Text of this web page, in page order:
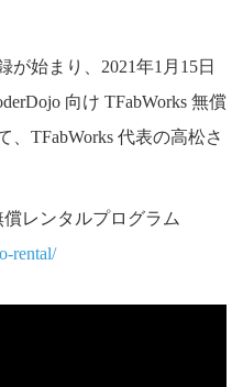
が始まり、2021年1月15日
向け TFabWorks 無償
、TFabWorks 代表の高松さ
償レンタルプログラム
rental/